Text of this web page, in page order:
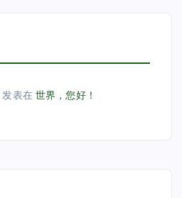
发表在世界，您好！